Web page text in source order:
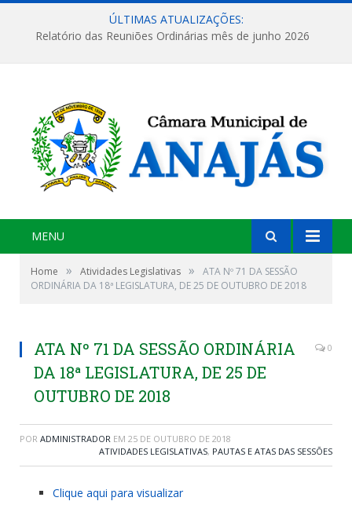
ÚLTIMAS ATUALIZAÇÕES:
Relatório das Reuniões Ordinárias mês de junho 2026
MENU
Home » Atividades Legislativas »
ATA Nº 71 DA SESSÃO
ORDINÁRIA DA 18ª LEGISLATURA, DE 25 DE OUTUBRO DE 2018
ATA Nº 71 DA SESSÃO ORDINÁRIA
DA 18ª LEGISLATURA, DE 25 DE
OUTUBRO DE 2018
0
POR ADMINISTRADOR EM 25 DE OUTUBRO DE 2018
ATIVIDADES LEGISLATIVAS, PAUTAS E ATAS DAS SESSÕES
Clique aqui para visualizar